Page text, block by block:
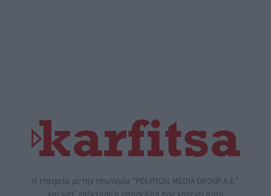
Η εταιρεία με την επωνυμία “POLITICAL MEDIA GROUP A.E.”